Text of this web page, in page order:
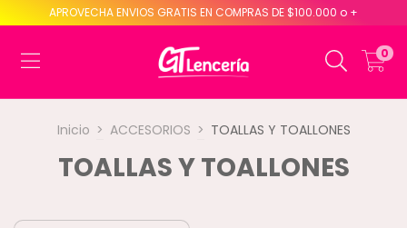
APROVECHA ENVIOS GRATIS EN COMPRAS DE $100.000 o +
0
Inicio > ACCESORIOS > TOALLAS Y TOALLONES
TOALLAS Y TOALLONES